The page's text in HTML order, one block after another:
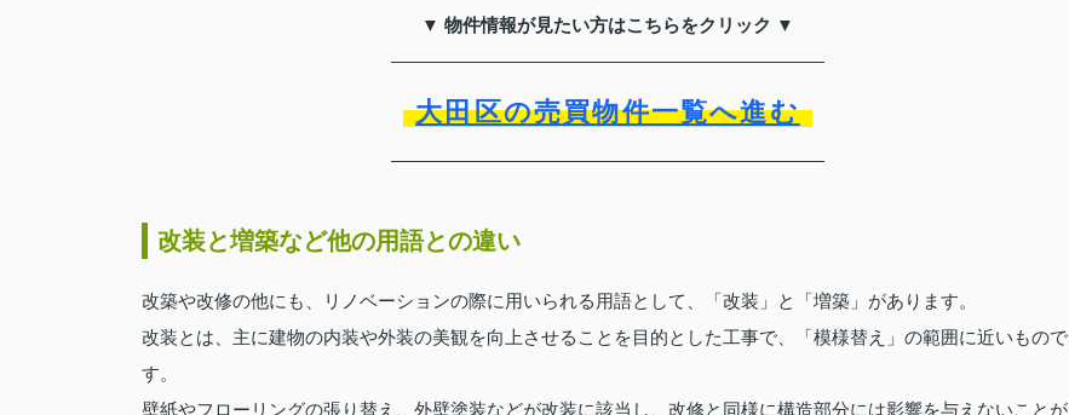
▼ 物件情報が見たい方はこちらをクリック ▼
大田区の売買物件一覧へ進む
改装と増築など他の用語との違い
改築や改修の他にも、リノベーションの際に用いられる用語として、「改装」と「増築」があります。
改装とは、主に建物の内装や外装の美観を向上させることを目的とした工事で、「模様替え」の範囲に近いもので
す。
壁紙やフローリングの張り替え、外壁塗装などが改装に該当し、改修と同様に構造部分には影響を与えないことが